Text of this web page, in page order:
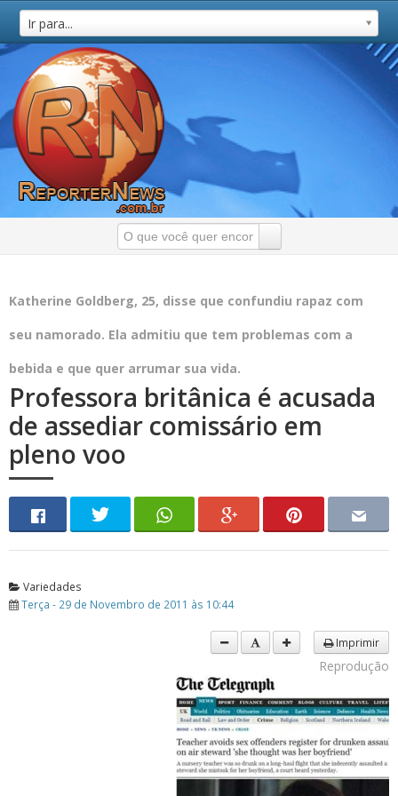
Ir para...
Katherine Goldberg, 25, disse que confundiu rapaz com
seu namorado. Ela admitiu que tem problemas com a
bebida e que quer arrumar sua vida.
Professora britânica é acusada
de assediar comissário em
pleno voo
Variedades
Terça - 29 de Novembro de 2011 às 10:44
Imprimir
Reprodução